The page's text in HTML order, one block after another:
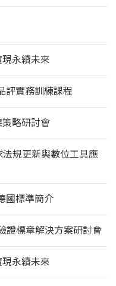
現永續未來
評實務訓練課程
策略研討會
規更新與數位工具應
國標準簡介
證標章解決方案研討會
現永續未來